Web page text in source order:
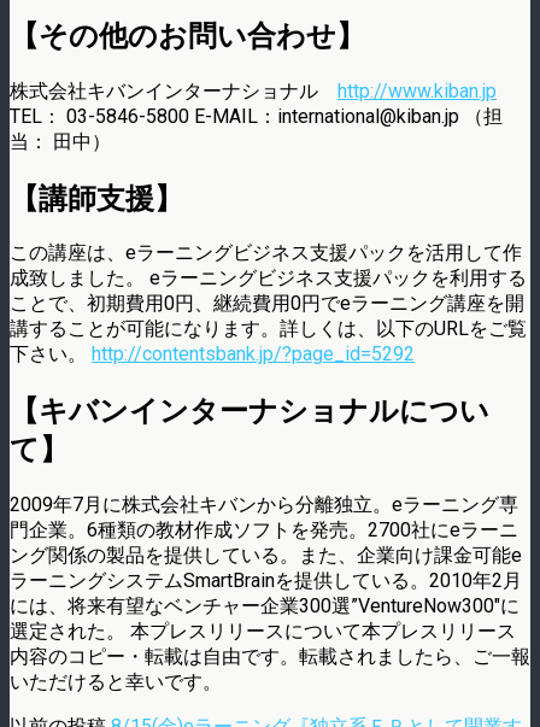
【その他のお問い合わせ】
株式会社キバンインターナショナル http://www.kiban.jp
TEL： 03-5846-5800 E-MAIL：international@kiban.jp （担
当： 田中）
【講師支援】
この講座は、eラーニングビジネス支援パックを活用して作
成致しました。 eラーニングビジネス支援パックを利用する
ことで、初期費用0円、継続費用0円でeラーニング講座を開
講することが可能になります。詳しくは、以下のURLをご覧
下さい。
http://contentsbank.jp/?page_id=5292
【キバンインターナショナルについ
て】
2009年7月に株式会社キバンから分離独立。eラーニング専
門企業。6種類の教材作成ソフトを発売。2700社にeラーニ
ング関係の製品を提供している。また、企業向け課金可能e
ラーニングシステムSmartBrainを提供している。2010年2月
には、将来有望なベンチャー企業300選”VentureNow300″に
選定された。 本プレスリリースについて本プレスリリース
内容のコピー・転載は自由です。転載されましたら、ご一報
いただけると幸いです。